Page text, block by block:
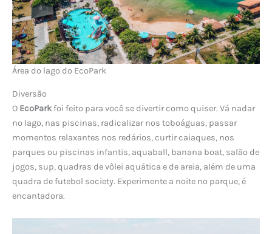
Área do lago do EcoPark
Diversão
O EcoParkfoi feito para você se divertir como quiser. Vá nadar
no lago, nas piscinas, radicalizar nos toboáguas, passar
momentos relaxantes nos redários, curtir caiaques, nos
parques ou piscinas infantis, aquaball, banana boat, salão de
jogos, sup, quadras de vôlei aquática e de areia, além de uma
quadra de futebol society. Experimente a noite no parque, é
encantadora.